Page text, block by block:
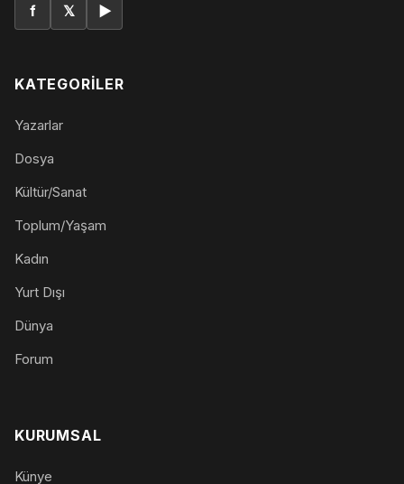
f 𝕏 ▶
KATEGORILER
Yazarlar
Dosya
Kültür/Sanat
Toplum/Yaşam
Kadın
Yurt Dışı
Dünya
Forum
KURUMSAL
Künye